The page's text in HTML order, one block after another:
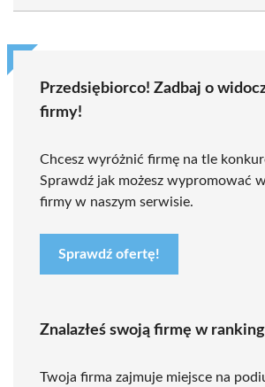
Przedsiębiorco! Zadbaj o
firmy!
Chcesz wyróżnić firmę na tle
Sprawdź jak możesz wypromować
firmy w naszym serwisie.
Sprawdź ofertę!
Znalazłeś swoją firmę w
Twoja firma zajmuje miejsce na